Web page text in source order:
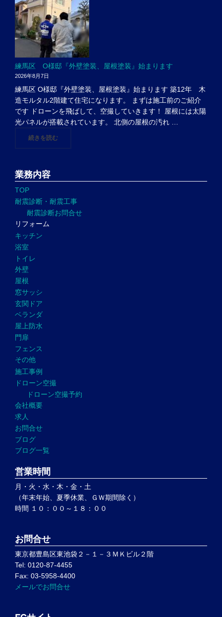
練馬区 O様邸『外壁塗装、屋根塗装』始まります
2026年8月7日
練馬区 O様邸『外壁塗装、屋根塗装』始まります 築12年 木
造モルタル2階建て住宅になります。 まずは施工前のご紹介
です ドローンを飛ばして、空撮していきます！ 屋根には太陽
光パネルが搭載されています。 北側の屋根の汚れ …
続きを読む"練馬区 O様邸『外壁塗装、屋根塗装』始まります"
業務内容
TOP
耐震診断・耐震工事
耐震診断お問合せ
リフォーム
キッチン
浴室
トイレ
外壁
屋根
窓サッシ
玄関ドア
ベランダ
屋上防水
門扉
フェンス
その他
施工事例
ドローン空撮
ドローン空撮予約
会社概要
求人
お問合せ
ブログ
ブログ一覧
営業時間
月・火・水・木・金・土
（年末年始、夏季休業、ＧＷ期間除く）
時間 １０：００～１８：００
お問合せ
東京都豊島区東池袋２－１－３ＭＫビル２階
Tel: 0120-87-4455
Fax: 03-5958-4400
メールでお問合せ